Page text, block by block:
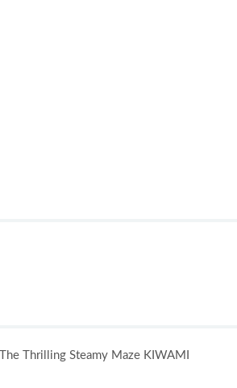
Thrilling Steamy Maze KIWAMI